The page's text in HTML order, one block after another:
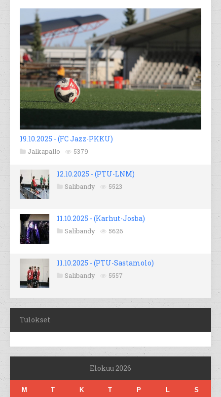
19.10.2025 - (FC Jazz-PKKU)
Jalkapallo 5379
12.10.2025 - (PTU-LNM)
Salibandy 5523
11.10.2025 - (Karhut-Josba)
Salibandy 5626
11.10.2025 - (PTU-Sastamolo)
Salibandy 5557
Tulokset
Elokuu 2026
M T K T P L S